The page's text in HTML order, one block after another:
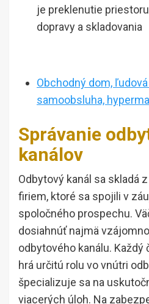
je preklenutie
dopravy a skladovania
Obchodný dom,
samoobsluha,
Správanie
kanálov
Odbytový kanál sa skladá
firiem, ktoré sa spojili v
spoločného prospechu.
dosiahnúť najmä
odbytového kanálu.
hrá určitú rolu vo vnútri
špecializuje sa na
viacerých úloh. Na